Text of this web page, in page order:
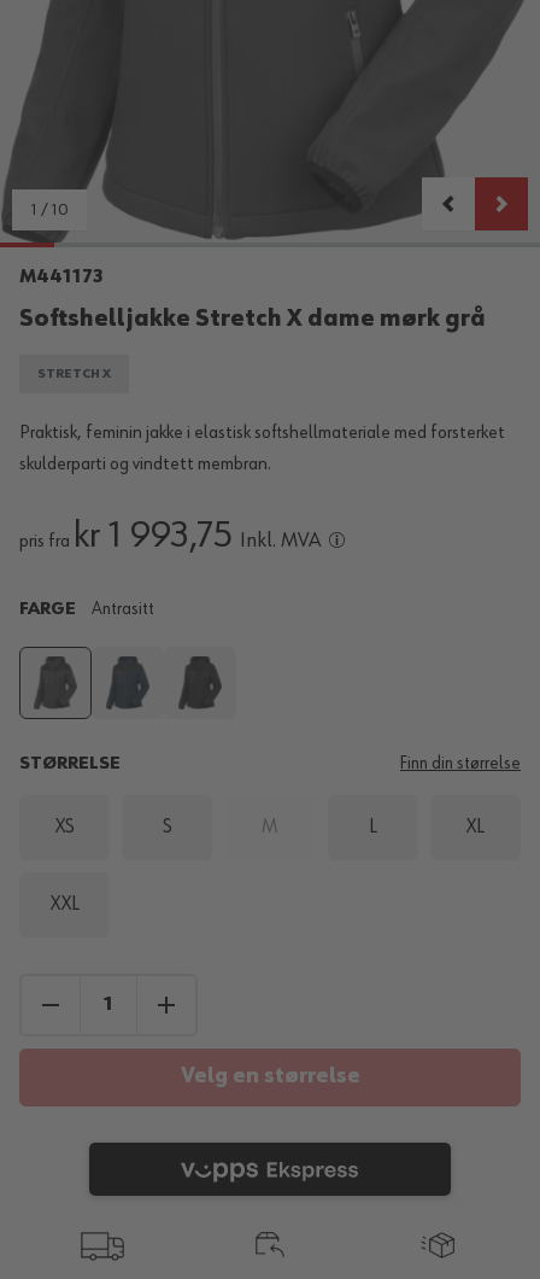
1 / 10
M441173
Softshelljakke Stretch X dame mørk grå
STRETCH X
Praktisk, feminin jakke i elastisk softshellmateriale med forsterket
skulderparti og vindtett membran.
pris fra kr 1 993,75 Inkl. MVA
FARGE Antrasitt
STØRRELSE Finn din størrelse
XS S M L XL
XXL
Velg en størrelse